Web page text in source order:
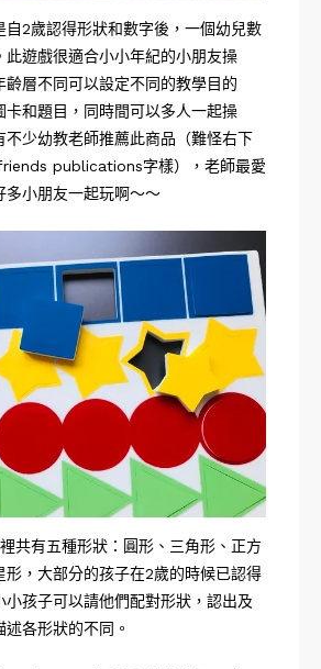
自2歲認得形狀和數字後，一個幼兒數
此遊戲很適合小小年紀的小朋友操
齡層不同可以設定不同的教學目的
卡和題目，同時間可以多人一起操
不少幼教老師推薦此商品（難怪右下
publications字樣），老師最愛
多小朋友一起玩啊～～
共有五種形狀：圓形、三角形、正方
形，大部分的孩子在2歲的時候已認得
小孩子可以請他們配對形狀，認出及
各形狀的不同。